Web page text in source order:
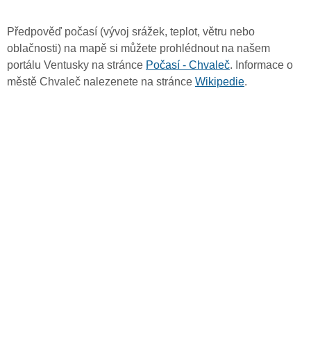
Předpověď počasí (vývoj srážek, teplot, větru nebo
oblačnosti) na mapě si můžete prohlédnout na našem
portálu Ventusky na stránce Počasí - Chvaleč. Informace o
městě Chvaleč nalezenete na stránce Wikipedie.